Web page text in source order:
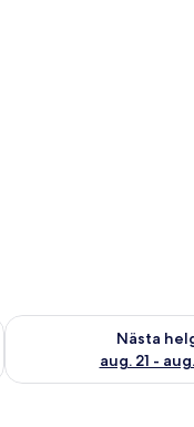
aug. 14 - aug. 16
Nästa
aug. 21 -
Kontrollera